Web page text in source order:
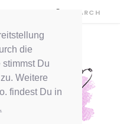
die
Du
Weitere
findest Du in